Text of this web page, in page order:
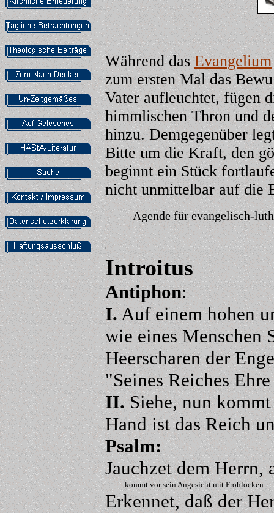
Während das Evangelium
zum ersten Mal das
Vater aufleuchtet, fügen
himmlischen Thron und
hinzu. Demgegenüber
Bitte um die Kraft, den
beginnt ein Stück
nicht unmittelbar auf die
Agende für evangelisch-
Introitus
Antiphon:
I.Auf einem hohen
wie eines Menschen
Heerscharen der
"Seines Reiches
II.Siehe, nun
Hand ist das Reich
Psalm:
Jauchzet dem
kommt vor sein Angesicht mit Frohlocken.
Erkennet, daß der